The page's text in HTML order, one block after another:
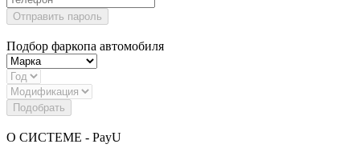
Отправить пароль
Подбор фаркопа автомобиля
Подобрать
О СИСТЕМЕ - PayU